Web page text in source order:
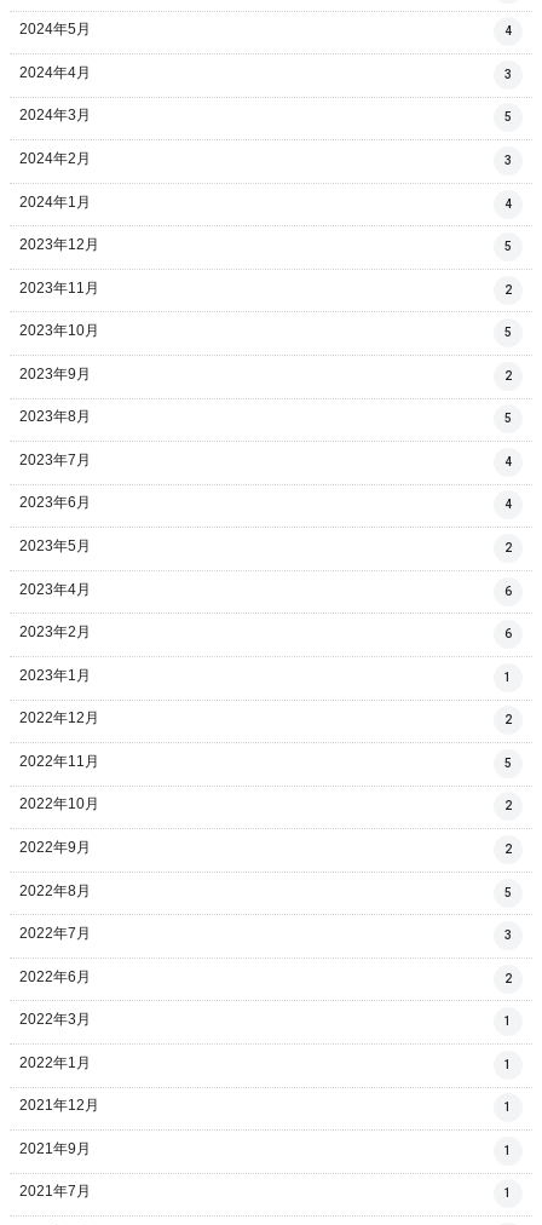
2024年5月 4
2024年4月 3
2024年3月 5
2024年2月 3
2024年1月 4
2023年12月 5
2023年11月 2
2023年10月 5
2023年9月 2
2023年8月 5
2023年7月 4
2023年6月 4
2023年5月 2
2023年4月 6
2023年2月 6
2023年1月 1
2022年12月 2
2022年11月 5
2022年10月 2
2022年9月 2
2022年8月 5
2022年7月 3
2022年6月 2
2022年3月 1
2022年1月 1
2021年12月 1
2021年9月 1
2021年7月 1